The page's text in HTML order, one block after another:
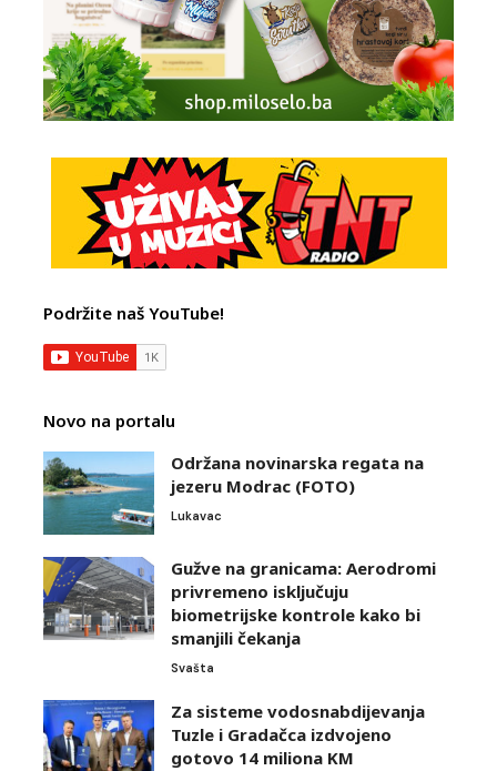
Podržite naš YouTube!
Novo na portalu
Održana novinarska regata na
jezeru Modrac (FOTO)
Lukavac
Gužve na granicama: Aerodromi
privremeno isključuju
biometrijske kontrole kako bi
smanjili čekanja
Svašta
Za sisteme vodosnabdijevanja
Tuzle i Gradačca izdvojeno
gotovo 14 miliona KM